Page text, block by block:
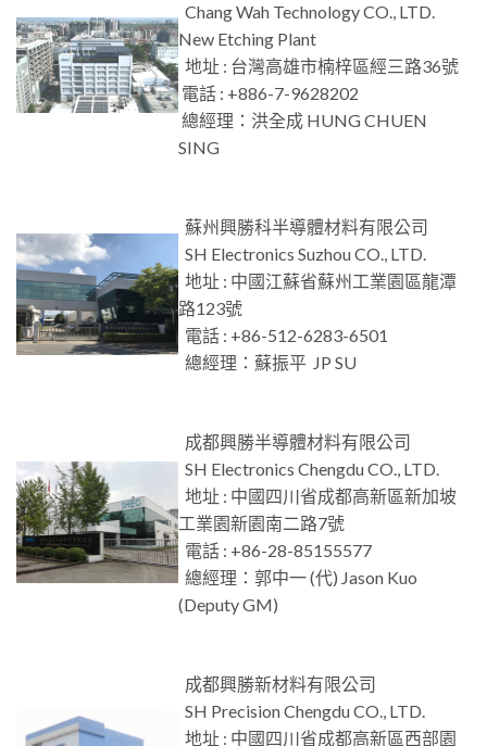
Chang Wah Technology CO., LTD.
New Etching Plant
地址 : 台灣高雄市楠梓區經三路36號
電話 : +886-7-9628202
總經理：洪全成 HUNG CHUEN
SING
蘇州興勝科半導體材料有限公司
SH Electronics Suzhou CO., LTD.
地址 : 中國江蘇省蘇州工業園區龍潭
路123號
電話 : +86-512-6283-6501
總經理：蘇振平 JP SU
成都興勝半導體材料有限公司
SH Electronics Chengdu CO., LTD.
地址 : 中國四川省成都高新區新加坡
工業園新園南二路7號
電話 : +86-28-85155577
總經理：郭中一 (代) Jason Kuo
(Deputy GM)
成都興勝新材料有限公司
SH Precision Chengdu CO., LTD.
地址 : 中國四川省成都高新區西部園